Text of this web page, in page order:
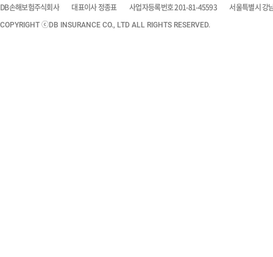
DB손해보험주식회사 대표이사 정종표 사업자등록번호 201-81-45593 서울특별시 강
COPYRIGHT ⓒDB INSURANCE CO., LTD ALL RIGHTS RESERVED.